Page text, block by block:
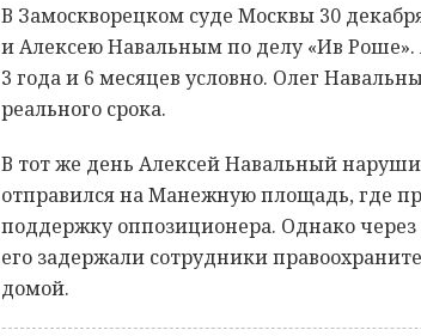
В Замоскворецком суде Москвы 30
и Алексею Навальным по делу «Ив
3 года и 6 месяцев условно. Олег
реального срока.
В тот же день Алексей Навальный
отправился на Манежную площадь, где
поддержку оппозиционера. Однако через
его задержали сотрудники
домой.